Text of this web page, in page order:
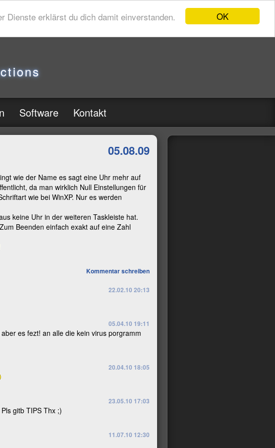
OK
Dienste erklärst du dich damit einverstanden.
Software Kontakt
05.08.09
wie der Name es sagt eine Uhr mehr auf
da man wirklich Null Einstellungen für
wie bei WinXP. Nur es werden
keine Uhr in der weiteren Taskleiste hat.
Beenden einfach exakt auf eine Zahl
Kommentar schreiben
22.02.10 20:13
05.04.10 19:11
es fezt! an alle die kein virus porgramm
20.04.10 18:05
23.05.10 17:03
gitb TIPS Thx ;)
11.07.10 12:30